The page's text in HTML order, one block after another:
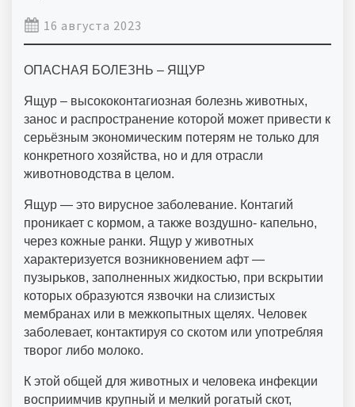
16 августа 2023
ОПАСНАЯ БОЛЕЗНЬ – ЯЩУР
Ящур – высококонтагиозная болезнь животных,
занос и распространение которой может привести к
серьёзным экономическим потерям не только для
конкретного хозяйства, но и для отрасли
животноводства в целом.
Ящур — это вирусное заболевание. Контагий
проникает с кормом, а также воздушно- капельно,
через кожные ранки. Ящур у животных
характеризуется возникновением афт —
пузырьков, заполненных жидкостью, при вскрытии
которых образуются язвочки на слизистых
мембранах или в межкопытных щелях. Человек
заболевает, контактируя со скотом или употребляя
творог либо молоко.
К этой общей для животных и человека инфекции
восприимчив крупный и мелкий рогатый скот,